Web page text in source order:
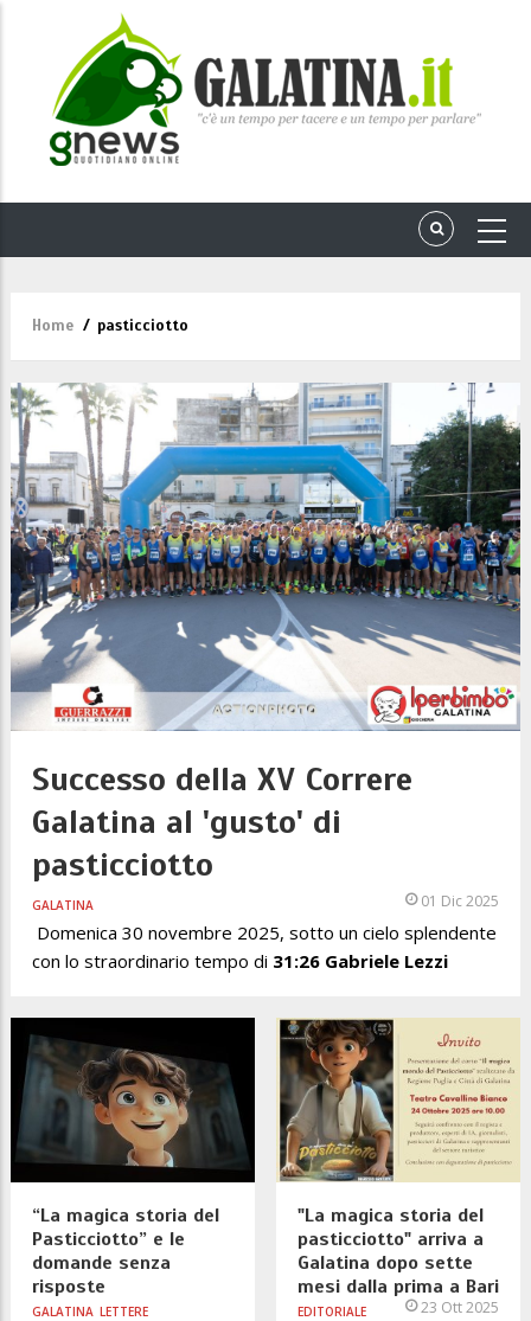
Briciole
pane
Home / pasticciotto
Successo della XV Correre
Galatina al 'gusto' di
pasticciotto
GALATINA 01 Dic 2025
Domenica 30 novembre 2025, sotto un cielo splendente
con lo straordinario tempo di 31:26 Gabriele Lezzi
“La magica storia del
Pasticciotto” e le
domande senza
risposte
GALATINA LETTERE
"La magica storia del
pasticciotto" arriva a
Galatina dopo sette
mesi dalla prima a Bari
EDITORIALE 23 Ott 2025